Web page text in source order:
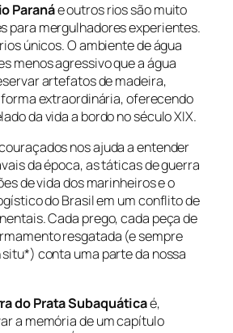
Paranáe outros rios são muito
para mergulhadores experientes.
únicos. O ambiente de água
menos agressivo que a água
artefatos de madeira,
extraordinária, oferecendo
da vida a bordo no século XIX.
nos ajuda a entender
da época, as táticas de guerra
de vida dos marinheiros e o
do Brasil em um conflito de
Cada prego, cada peça de
resgatada (e sempre
conta uma parte da nossa
do Prata Subaquáticaé,
a memória de um capítulo